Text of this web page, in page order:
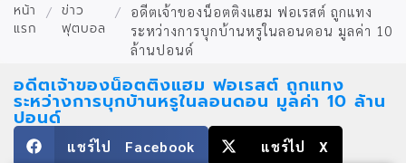
หน้า
แรก
/ ข่าว
ฟุตบอล
/
อดีตเจ้าของน็อตติงแฮม ฟอเรสต์ ถูกแทง
ระหว่างการบุกบ้านหรูในลอนดอน มูลค่า 10
ล้านปอนด์
อดีตเจ้าของน็อตติงแฮม ฟอเรสต์ ถูกแทง
ระหว่างการบุกบ้านหรูในลอนดอน มูลค่า 10 ล้าน
ปอนด์
แชร์ไป Facebook แชร์ไป X